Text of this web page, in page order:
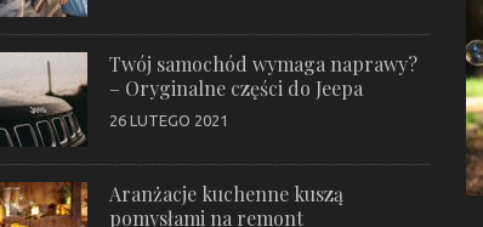
Twój samochód wymaga naprawy?
– Oryginalne części do Jeepa
26 LUTEGO 2021
Aranżacje kuchenne kuszą
pomysłami na remont